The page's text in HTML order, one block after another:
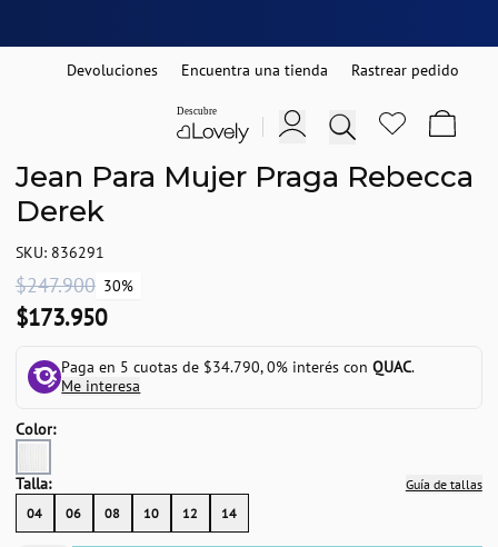
Devoluciones Encuentra una tienda Rastrear pedido
Jean Para Mujer Praga Rebecca
Derek
SKU: 836291
$247.900 30%
$173.950
Paga en 5 cuotas de $34.790, 0% interés conQUAC.
Me interesa
Color:
Talla:
Guía de tallas
04
06 08 10 12 14